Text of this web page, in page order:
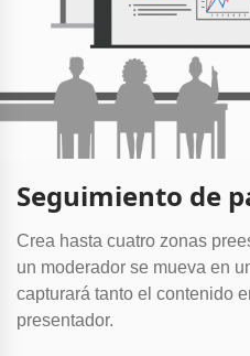
Seguimiento de
Crea hasta cuatro zonas
un moderador se mueva en
capturará tanto el contenido
presentador.